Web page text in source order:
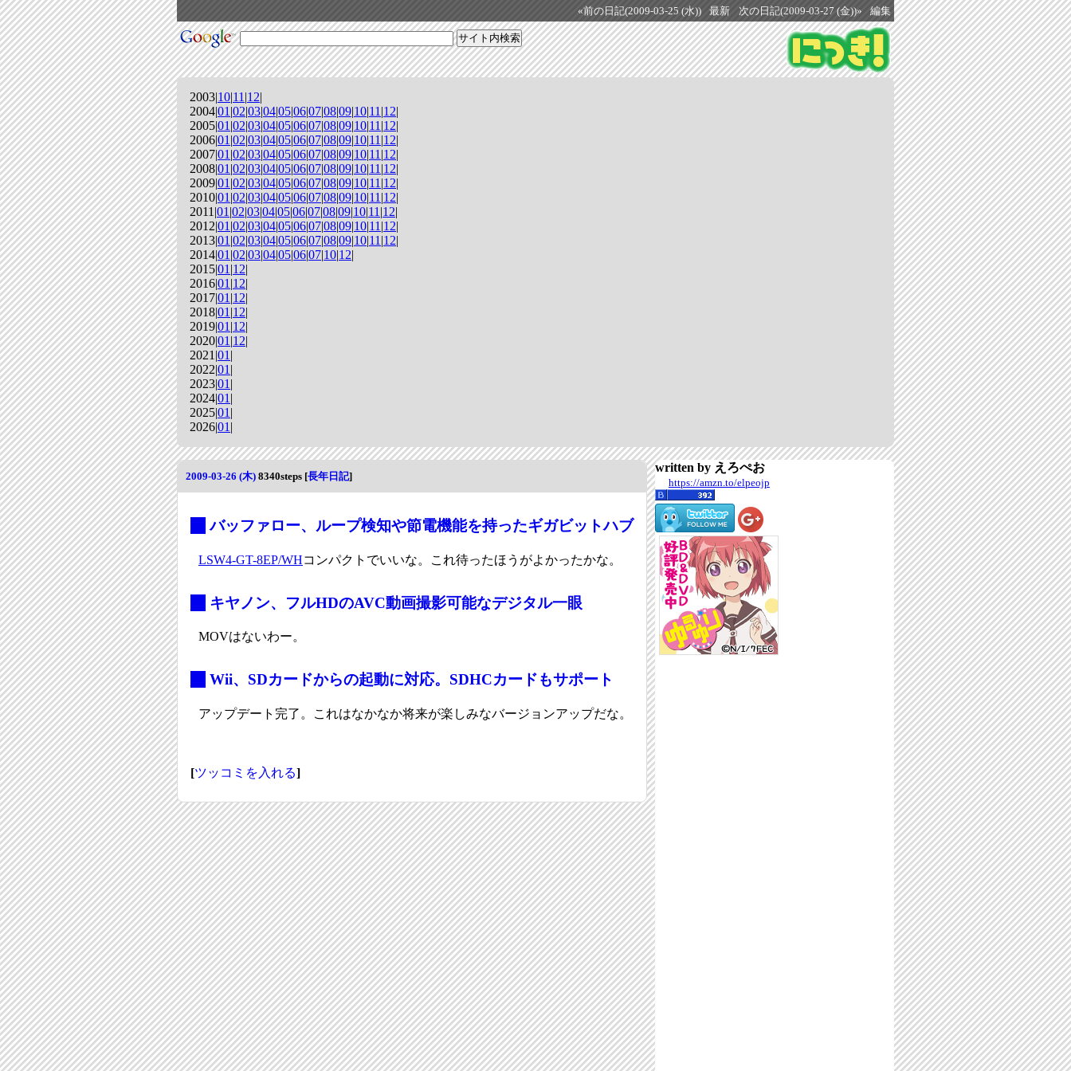
«前の日記(2009-03-25 (水)) 最新 次の日記(2009-03-27 (金))» 編集
2003|10|11 |12|
2004|01 |02|03|04|05|06|07|08|09|10|11 |12|
2005|01 |02|03|04|05|06|07|08|09|10|11 |12|
2006|01 |02|03|04|05|06|07|08|09|10|11 |12|
2007|01 |02|03|04|05|06|07|08|09|10|11 |12|
2008|01 |02|03|04|05|06|07|08|09|10|11 |12|
2009|01 |02|03|04|05|06|07|08|09|10|11 |12|
2010|01 |02|03|04|05|06|07|08|09|10|11 |12|
2011|01 |02|03|04|05|06|07|08|09|10|11 |12|
2012|01 |02|03|04|05|06|07|08|09|10|11 |12|
2013|01 |02|03|04|05|06|07|08|09|10|11 |12|
2014|01 |02|03|04|05|06|07|10|12|
2015|01 |12|
2016|01 |12|
2017|01 |12|
2018|01 |12|
2019|01 |12|
2020|01 |12|
2021|01 |
2022|01 |
2023|01 |
2024|01 |
2025|01 |
2026|01 |
2009-03-26 (木) 8340steps [長年日記]
バッファロー、ループ検知や節電機能を持ったギガビットハブ
LSW4-GT-8EP/WHコンパクトでいいな。これ待ったほうがよかったかな。
キヤノン、フルHDのAVC動画撮影可能なデジタル一眼
MOVはないわー。
Wii、SDカードからの起動に対応。SDHCカードもサポート
アップデート完了。これはなかなか将来が楽しみなバージョンアップだな。
[ツッコミを入れる]
written by えろぺお
https://amzn.to/elpeojp